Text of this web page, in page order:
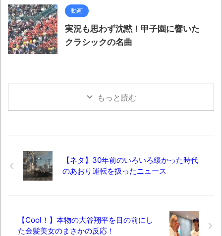
動画
実況も思わず沈黙！甲子園に響いた
クラシックの名曲
もっと読む
【ネタ】30年前のいろいろ緩かった時代
のあおり運転を扱ったニュース
【Cool！】本物の大谷翔平を目の前にし
た金髪美女のまさかの反応！